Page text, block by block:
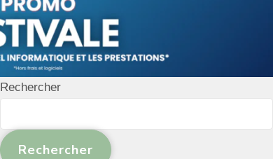
Rechercher
Rechercher